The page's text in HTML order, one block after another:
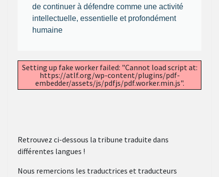
de continuer à défendre comme une activité
intellectuelle, essentielle et profondément
humaine
Setting up fake worker failed: "Cannot load script at:
https://atlf.org/wp-content/plugins/pdf-
embedder/assets/js/pdfjs/pdf.worker.min.js".
Retrouvez ci-dessous la tribune traduite dans
différentes langues !
Nous remercions les traductrices et traducteurs